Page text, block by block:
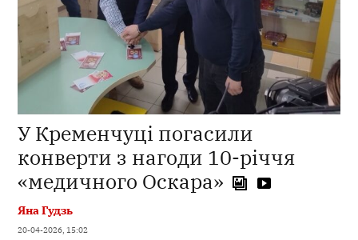
У Кременчуці погасили
конверти з нагоди 10-річчя
«медичного Оскара»
Яна Гудзь
20-04-2026, 15:02